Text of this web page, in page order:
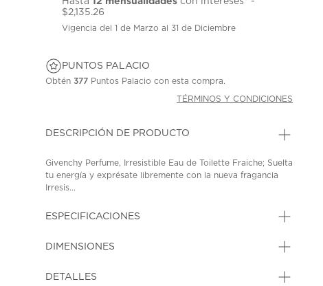
$2,135.26
Vigencia del 1 de Marzo al 31 de Diciembre
PUNTOS PALACIO
Obtén377 Puntos Palacio con esta compra.
TÉRMINOS Y CONDICIONES
DESCRIPCIÓN DE PRODUCTO
Givenchy Perfume, Irresistible Eau de Toilette Fraiche; Suelta
tu energía y exprésate libremente con la nueva fragancia
Irresis...
ESPECIFICACIONES
DIMENSIONES
DETALLES